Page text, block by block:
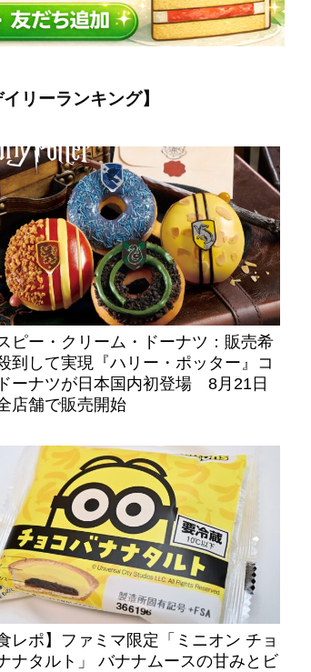
イリーランキング】
ピー・クリーム・ドーナツ：販売希
到して実現『ハリー・ポッター』コ
ーナツが日本国内初登場 8月21日
店舗で販売開始
レポ】ファミマ限定「ミニオン チョ
ナタルト」 バナナムースの甘みとビ